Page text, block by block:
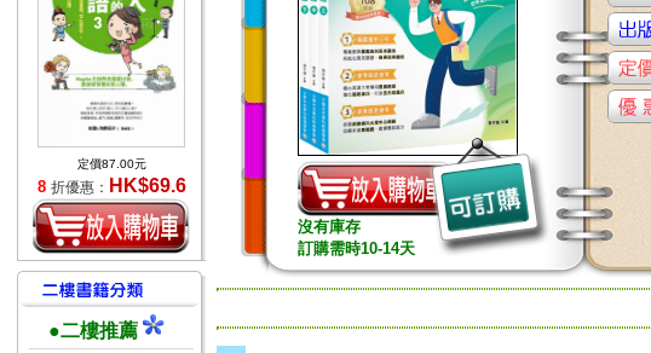
定價87.00元
8 折優惠： HK$69.6
●二樓推薦
沒有庫存
訂購需時10-14天